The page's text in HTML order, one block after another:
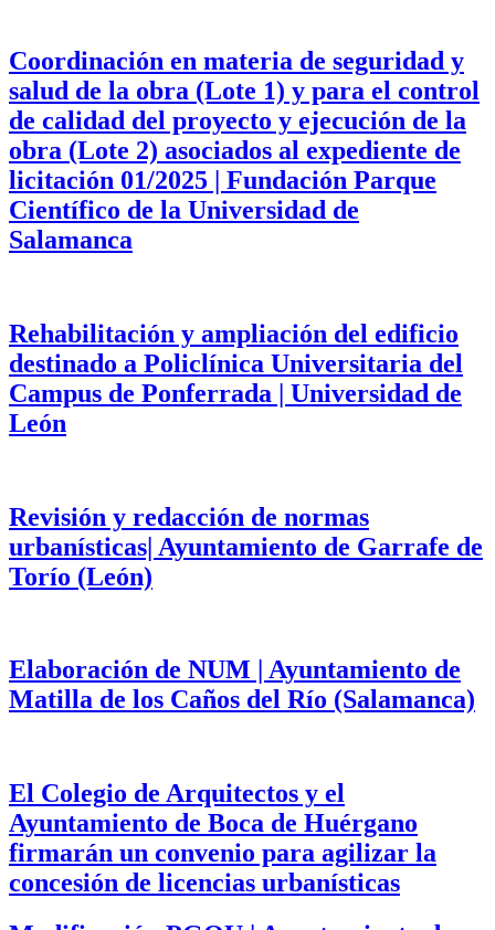
Coordinación en materia de seguridad y
salud de la obra (Lote 1) y para el control
de calidad del proyecto y ejecución de la
obra (Lote 2) asociados al expediente de
licitación 01/2025 | Fundación Parque
Científico de la Universidad de
Salamanca
Rehabilitación y ampliación del edificio
destinado a Policlínica Universitaria del
Campus de Ponferrada | Universidad de
León
Revisión y redacción de normas
urbanísticas| Ayuntamiento de Garrafe de
Torío (León)
Elaboración de NUM | Ayuntamiento de
Matilla de los Caños del Río (Salamanca)
El Colegio de Arquitectos y el
Ayuntamiento de Boca de Huérgano
firmarán un convenio para agilizar la
concesión de licencias urbanísticas